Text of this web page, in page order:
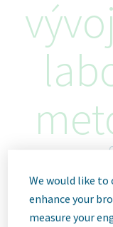
We would like
enhance your
measure your